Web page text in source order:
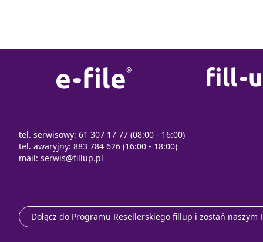
tel. serwisowy: 61 307 17 77 (08:00 - 16:00)
tel. awaryjny: 883 784 626 (16:00 - 18:00)
mail: serwis@fillup.pl
Dołącz do Programu Resellerskiego fillup i zostań naszym